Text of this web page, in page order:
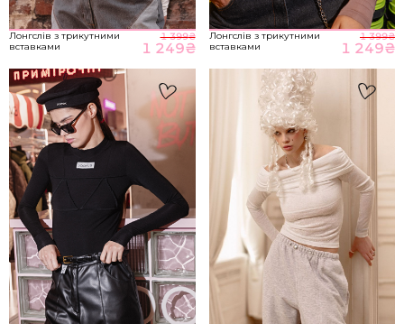
Лонгслів з трикутними
вставками
1 399₴
1 249₴
Лонгслів з трикутними
вставками
1 399₴
1 249₴